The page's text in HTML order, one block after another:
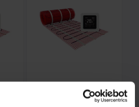
Vloerverwarmingsm